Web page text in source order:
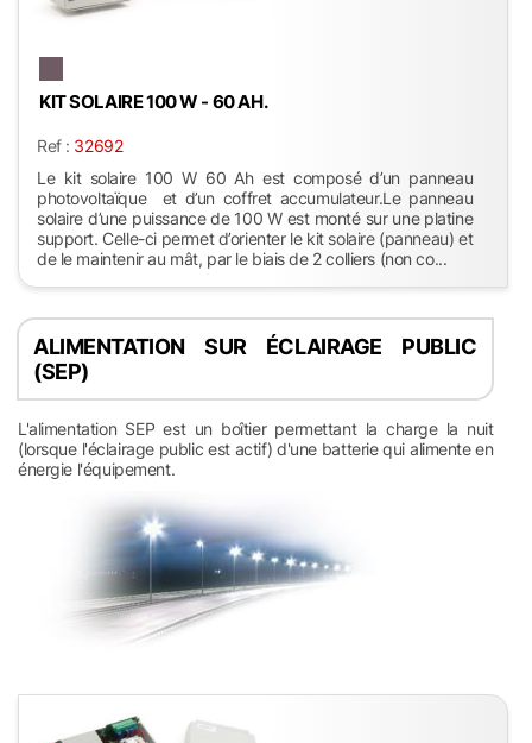
KIT SOLAIRE 100 W - 60 AH.
Ref : 32692
Le kit solaire 100 W 60 Ah est composé d’un panneau
photovoltaïque et d’un coffret accumulateur.Le panneau
solaire d’une puissance de 100 W est monté sur une platine
support. Celle-ci permet d’orienter le kit solaire (panneau) et
de le maintenir au mât, par le biais de 2 colliers (non co...
ALIMENTATION SUR ÉCLAIRAGE PUBLIC
(SEP)
L'alimentation SEP est un boîtier permettant la charge la nuit
(lorsque l'éclairage public est actif) d'une batterie qui alimente en
énergie l'équipement.